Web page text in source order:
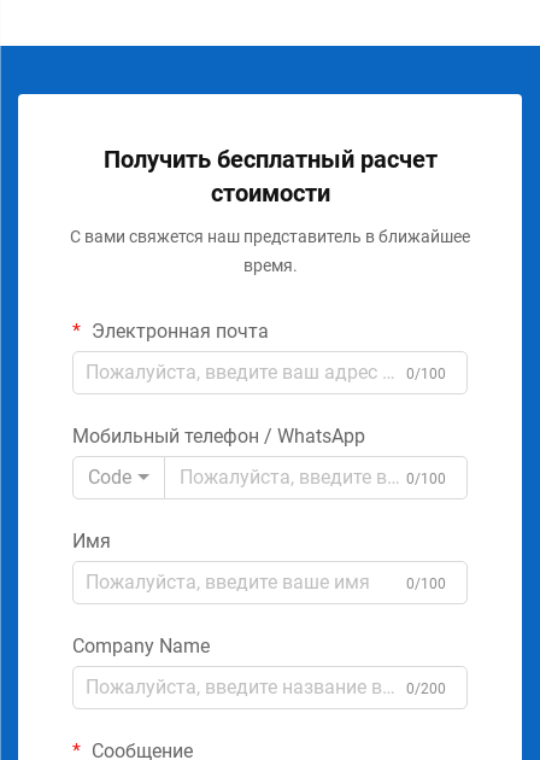
Получить бесплатный расчет
стоимости
С вами свяжется наш представитель в ближайшее
время.
Электронная почта
0/100
Мобильный телефон / WhatsApp
Code
0/100
Имя
0/100
Company Name
0/200
Сообщение